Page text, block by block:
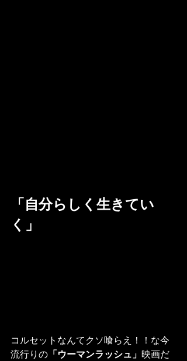
「自分らしく生きてい
く」
コルセットなんてクソ喰らえ！！な今
流行りの 「ウーマンラッシュ」 映画だ